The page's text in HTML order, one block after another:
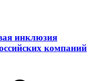
инклюзия
компаний